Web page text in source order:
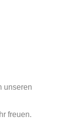
unseren
freuen.